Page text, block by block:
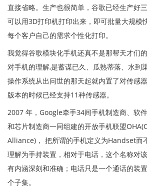
直接省略。生产也很简单，谷歌已经生产好
可以用3D打印机打印出来，即可批量大规模
每个客户自己的需求个性化打印。
我觉得谷歌模块化手机还真不是那帮天才们
对手机的理解,是蓄谋已久、瓜熟蒂落、水到
操作系统从出问世的那天起就内置了对传感
版本的时候已经支持11种传感器。
2007 年，Google牵手34间手机制造商、软
和芯片制造商一同组建的开放手机联盟
Alliance)， 把所谓的手机定义为Handset而
理解为手持装置，相对于电话，这个名称对
有内涵深刻和准确；电话只是一个通话的装
个子集。